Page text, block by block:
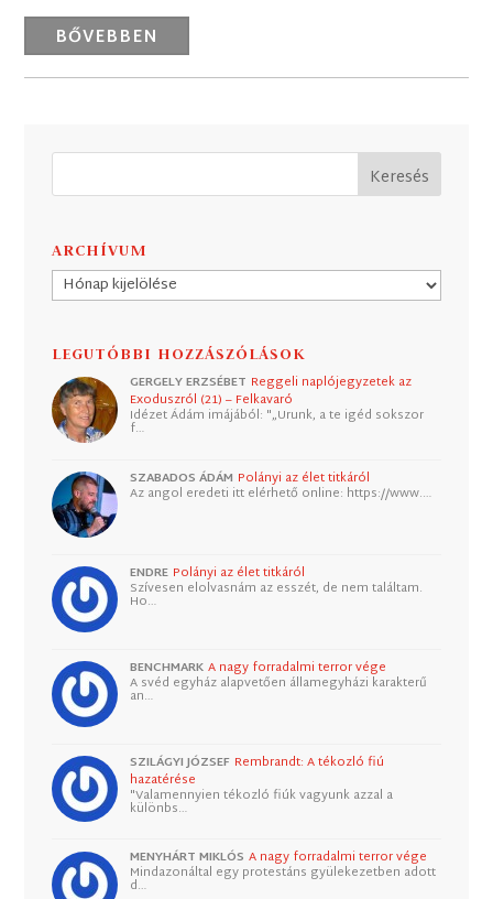
BŐVEBBEN
ARCHÍVUM
Archívum
LEGUTÓBBI HOZZÁSZÓLÁSOK
GERGELY ERZSÉBET Reggeli naplójegyzetek az
Exoduszról (21) – Felkavaró
Idézet Ádám imájából: "„Urunk, a te igéd sokszor
f…
SZABADOS ÁDÁM Polányi az élet titkáról
Az angol eredeti itt elérhető online: https://www.…
ENDRE Polányi az élet titkáról
Szívesen elolvasnám az esszét, de nem találtam.
Ho…
BENCHMARK A nagy forradalmi terror vége
A svéd egyház alapvetően államegyházi karakterű
an…
SZILÁGYI JÓZSEF Rembrandt: A tékozló fiú
hazatérése
"Valamennyien tékozló fiúk vagyunk azzal a
különbs…
MENYHÁRT MIKLÓS A nagy forradalmi terror vége
Mindazonáltal egy protestáns gyülekezetben adott
d…